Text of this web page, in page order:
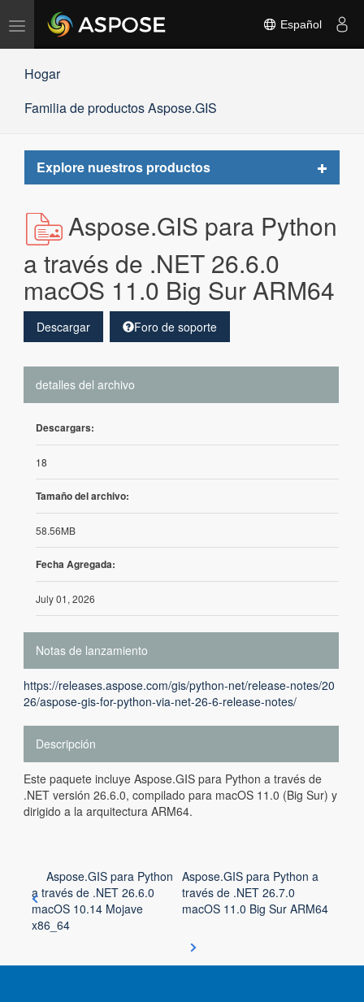
Alternar
navegación
Español
Hogar
Familia de productos Aspose.GIS
Explore nuestros productos
Toggle
Aspose.GIS para Python
a través de .NET 26.6.0
macOS 11.0 Big Sur ARM64
Descargar Foro de soporte
detalles del archivo
Descargars:
18
Tamaño del archivo:
58.56MB
Fecha Agregada:
July 01, 2026
Notas de lanzamiento
https://releases.aspose.com/gis/python-net/release-notes/20
26/aspose-gis-for-python-via-net-26-6-release-notes/
Descripción
Este paquete incluye Aspose.GIS para Python a través de
.NET versión 26.6.0, compilado para macOS 11.0 (Big Sur) y
dirigido a la arquitectura ARM64.
Aspose.GIS para Python
a través de .NET 26.6.0
macOS 10.14 Mojave
x86_64
Aspose.GIS para Python a
través de .NET 26.7.0
macOS 11.0 Big Sur ARM64